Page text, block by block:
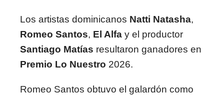
Los artistas dominicanos Natti Natasha,
Romeo Santos, El Alfa y el productor
Santiago Matías resultaron ganadores en
Premio Lo Nuestro 2026.
Romeo Santos obtuvo el galardón como